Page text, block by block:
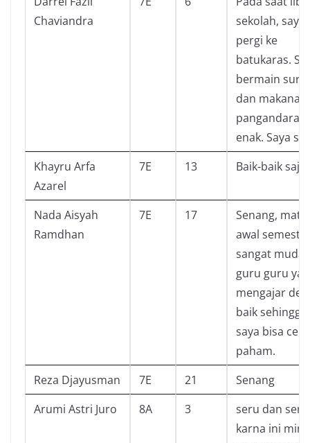
Chaviandra
sekolah, saya
pergi ke
batukaras.
bermain
dan
pangandaran
enak. Saya
Khayru Arfa
Azarel
7E 13 Baik-baik saja
Nada Aisyah
Ramdhan
7E 17
Senang,
awal
sangat
guru guru
mengajar
baik sehingga
saya bisa
paham.
Reza Djayusman
7E 21
Senang
Arumi Astri Juro
8A 3
seru dan
karna ini